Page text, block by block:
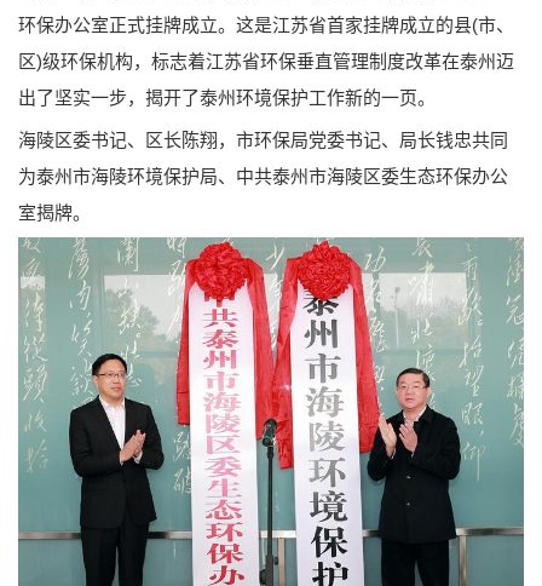
环保办公室正式挂牌成立。这是江苏省首家挂牌成立的县(市、
区)级环保机构，标志着江苏省环保垂直管理制度改革在泰州迈
出了坚实一步，揭开了泰州环境保护工作新的一页。
海陵区委书记、区长陈翔，市环保局党委书记、局长钱忠共同
为泰州市海陵环境保护局、中共泰州市海陵区委生态环保办公
室揭牌。